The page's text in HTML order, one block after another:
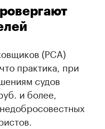
(РСА)
практика, при
судов
и более,